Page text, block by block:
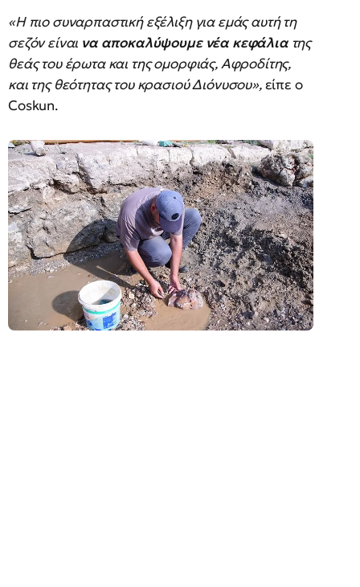
«Η πιο συναρπαστική εξέλιξη για εμάς αυτή τη
σεζόν είναι να αποκαλύψουμε νέα κεφάλιατης
θεάς του έρωτα και της ομορφιάς, Αφροδίτης,
και της θεότητας του κρασιού Διόνυσου»,είπε ο
Coskun.